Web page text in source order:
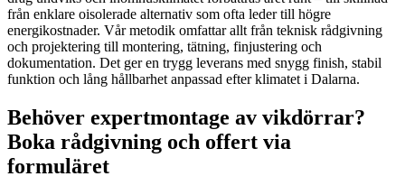
från enklare oisolerade alternativ som ofta leder till högre
energikostnader. Vår metodik omfattar allt från teknisk rådgivning
och projektering till montering, tätning, finjustering och
dokumentation. Det ger en trygg leverans med snygg finish, stabil
funktion och lång hållbarhet anpassad efter klimatet i Dalarna.
Behöver expertmontage av vikdörrar?
Boka rådgivning och offert via
formuläret